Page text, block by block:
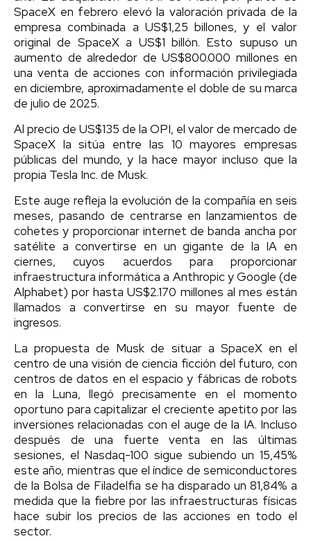
SpaceX en febrero elevó la valoración privada de la
empresa combinada a US$1,25 billones, y el valor
original de SpaceX a US$1 billón. Esto supuso un
aumento de alrededor de US$800.000 millones en
una venta de acciones con información privilegiada
en diciembre, aproximadamente el doble de su marca
de julio de 2025.
Al precio de US$135 de la OPI, el valor de mercado de
SpaceX la sitúa entre las 10 mayores empresas
públicas del mundo, y la hace mayor incluso que la
propia Tesla Inc. de Musk.
Este auge refleja la evolución de la compañía en seis
meses, pasando de centrarse en lanzamientos de
cohetes y proporcionar internet de banda ancha por
satélite a convertirse en un gigante de la IA en
ciernes, cuyos acuerdos para proporcionar
infraestructura informática a Anthropic y Google (de
Alphabet) por hasta US$2.170 millones al mes están
llamados a convertirse en su mayor fuente de
ingresos.
La propuesta de Musk de situar a SpaceX en el
centro de una visión de ciencia ficción del futuro, con
centros de datos en el espacio y fábricas de robots
en la Luna, llegó precisamente en el momento
oportuno para capitalizar el creciente apetito por las
inversiones relacionadas con el auge de la IA. Incluso
después de una fuerte venta en las últimas
sesiones, el Nasdaq-100 sigue subiendo un 15,45%
este año, mientras que el índice de semiconductores
de la Bolsa de Filadelfia se ha disparado un 81,84% a
medida que la fiebre por las infraestructuras físicas
hace subir los precios de las acciones en todo el
sector.